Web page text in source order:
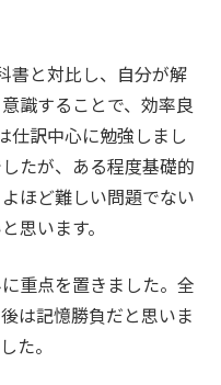
書と対比し、自分が解
識することで、効率良
仕訳中心に勉強しまし
たが、ある程度基礎的
ほど難しい問題でない
思います。
重点を置きました。全
は記憶勝負だと思いま
た。